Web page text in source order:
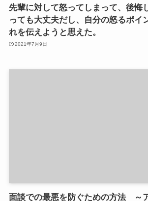
先輩に対して怒ってしまって、後悔
っても大丈夫だし、自分の怒るポイ
れを伝えようと思えた。
2021年7月9日
面談での最悪を防ぐための方法 ～